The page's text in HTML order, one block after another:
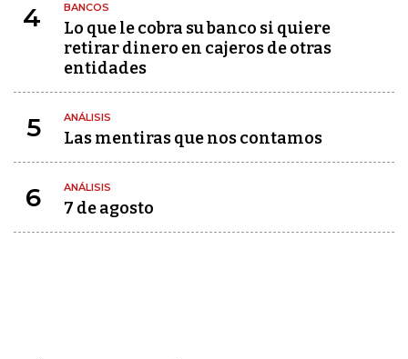
4 BANCOS
Lo que le cobra su banco si quiere
retirar dinero en cajeros de otras
entidades
5 ANÁLISIS
Las mentiras que nos contamos
6 ANÁLISIS
7 de agosto